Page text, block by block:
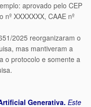
aprovado pelo CEP
XXXXXXX, CAAE nº
2025 reorganizaram o
mas mantiveram a
o protocolo e somente a
Generativa. Este